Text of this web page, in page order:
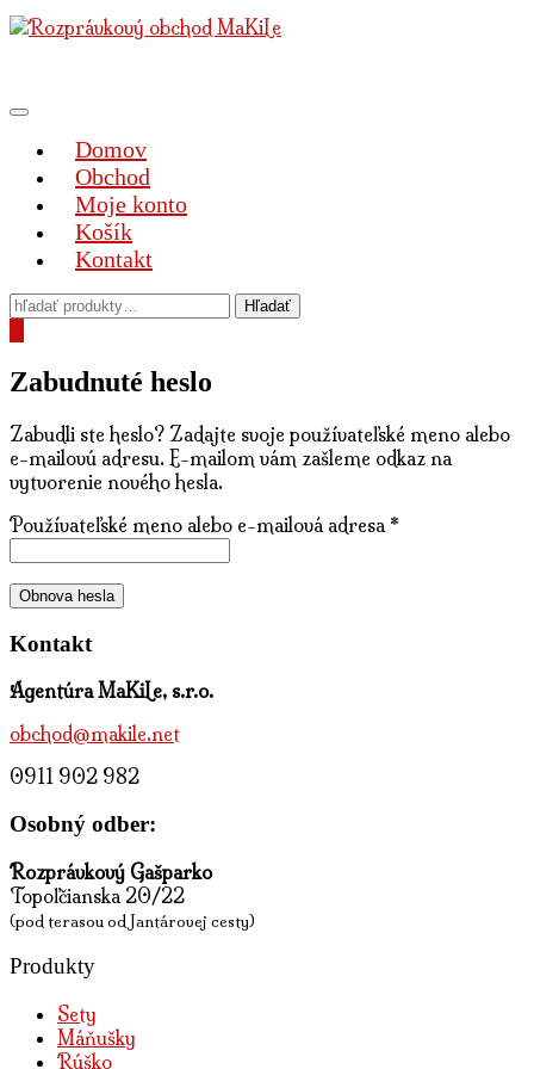
Preskočiť
na
Prepnúť
navigáciuDomov
Obchod
Moje konto
Košík
Kontakt
Zabudnuté heslo
Zabudli ste heslo? Zadajte svoje používateľské meno alebo
e-mailovú adresu. E-mailom vám zašleme odkaz na
vytvorenie nového hesla.
Používateľské meno alebo e-mailová adresa *
Obnova hesla
Kontakt
Agentúra MaKiLe, s.r.o.
obchod@makile.net
0911 902 982
Osobný odber:
Rozprávkový Gašparko
Topoľčianska 20/22
(pod terasou od Jantárovej cesty)
Produkty
Sety
Máňušky
Rúško